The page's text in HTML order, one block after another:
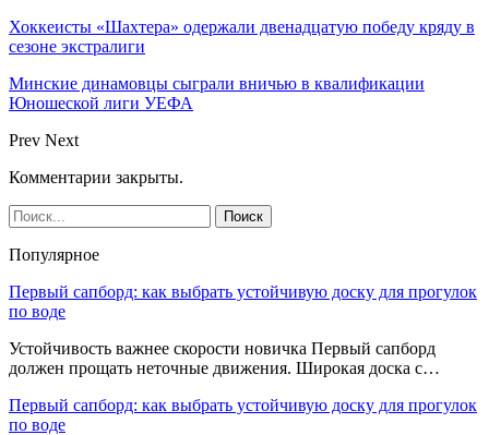
Хоккеисты «Шахтера» одержали двенадцатую победу кряду в
сезоне экстралиги
Минские динамовцы сыграли вничью в квалификации
Юношеской лиги УЕФА
Prev Next
Комментарии закрыты.
Популярное
Первый сапборд: как выбрать устойчивую доску для прогулок
по воде
Устойчивость важнее скорости новичка Первый сапборд
должен прощать неточные движения. Широкая доска с…
Первый сапборд: как выбрать устойчивую доску для прогулок
по воде